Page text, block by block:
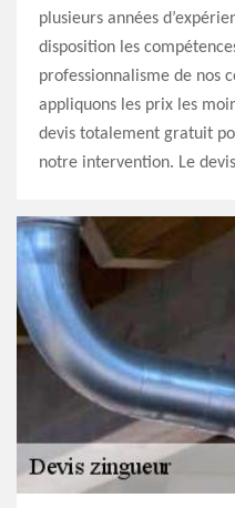
plusieurs années
disposition les
professionnalisme de nos
appliquons les prix les
devis totalement gratuit
notre intervention. Le